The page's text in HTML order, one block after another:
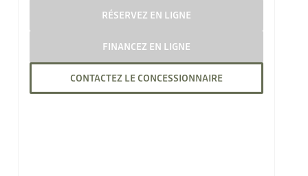
RÉSERVEZ EN LIGNE
FINANCEZ EN LIGNE
CONTACTEZ LE CONCESSIONNAIRE